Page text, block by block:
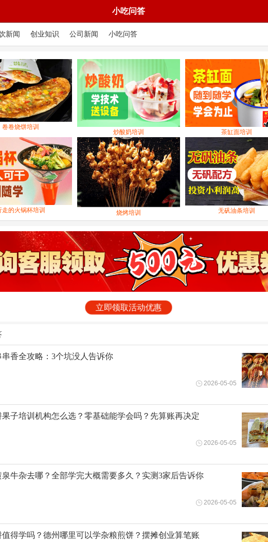
小吃问答
新闻 创业知识 公司新闻 小吃问答
卷卷烧饼培训
炒酸奶培训 茶缸面培训
走的火锅杯培训 烧烤培训 无矾油条培训
立即领取活动优惠
香全攻略：3个坑没人告诉你
2026-05-05
子培训机构怎么选？零基础能学会吗？先算账再决定
2026-05-05
牛杂去哪？全部学完大概需要多久？实测3家后告诉你
2026-05-05
得学吗？德州哪里可以学杂粮煎饼？摆摊创业算笔账